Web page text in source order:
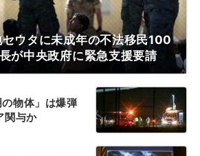
ウタに未成年の不法移民100
が中央政府に緊急支援要請
物体」は爆弾
関与か